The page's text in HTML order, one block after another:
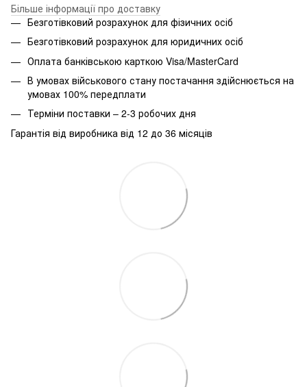
Більше інформації про доставку
Безготівковий розрахунок для фізичних осіб
Безготівковий розрахунок для юридичних осіб
Оплата банківською карткою Visa/MasterCard
В умовах військового стану постачання здійснюється на
умовах 100% передплати
Терміни поставки – 2-3 робочих дня
Гарантія від виробника від 12 до 36 місяців